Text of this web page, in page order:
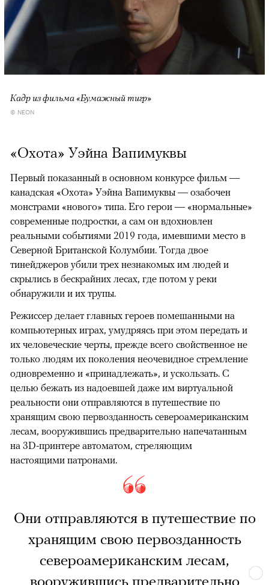
Кадр из фильма «Бумажный тигр»
© NEON
«Охота» Уэйна Вапимуквы
Первый показанный в основном конкурсе фильм —
канадская «Охота» Уэйна Вапимуквы — озабочен
монстрами «нового» типа. Его герои — «нормальные»
современные подростки, а сам он вдохновлен
реальными событиями 2019 года, имевшими место в
Северной Британской Колумбии. Тогда двое
тинейджеров убили трех незнакомых им людей и
скрылись в бескрайних лесах, где потом у реки
обнаружили и их трупы.
Режиссер делает главных героев помешанными на
компьютерных играх, умудряясь при этом передать и
их человеческие черты, прежде всего свойственное не
только людям их поколения неочевидное стремление
одновременно и «принадлежать», и ускользать. С
целью бежать из надоевшей даже им виртуальной
реальности они отправляются в путешествие по
хранящим свою первозданность североамериканским
лесам, вооружившись предварительно напечатанным
на 3D-принтере автоматом, стреляющим
настоящими патронами.
Они отправляются в путешествие по
хранящим свою первозданность
североамериканским лесам,